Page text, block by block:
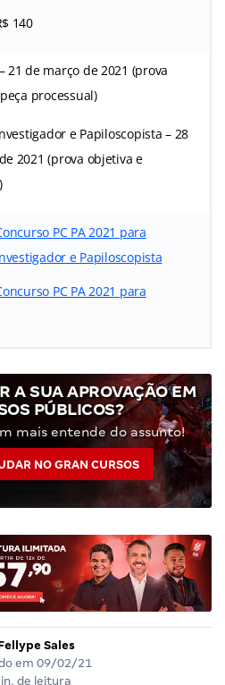
140
21 de março de 2021 (prova
processual)
e Papiloscopista – 28
2021 (prova objetiva e
PC PA 2021 para
e Papiloscopista
PC PA 2021 para
A SUA APROVAÇÃO EM
PÚBLICOS?
mais entende do assunto!
NO GRAN CURSOS
Sales
em 09/02/21
de leitura